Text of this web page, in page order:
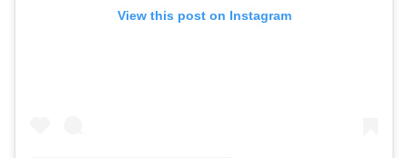
View this post on Instagram